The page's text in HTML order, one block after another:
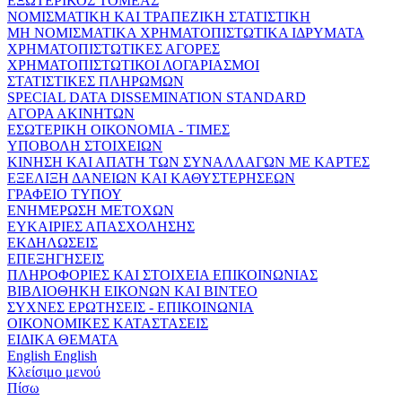
ΝΟΜΙΣΜΑΤΙΚΗ ΚΑΙ ΤΡΑΠΕΖΙΚΗ ΣΤΑΤΙΣΤΙΚΗ
ΜΗ ΝΟΜΙΣΜΑΤΙΚΑ ΧΡΗΜΑΤΟΠΙΣΤΩΤΙΚΑ ΙΔΡΥΜΑΤΑ
ΧΡΗΜΑΤΟΠΙΣΤΩΤΙΚΕΣ ΑΓΟΡΕΣ
ΧΡΗΜΑΤΟΠΙΣΤΩΤΙΚΟΙ ΛΟΓΑΡΙΑΣΜΟΙ
ΣΤΑΤΙΣΤΙΚΕΣ ΠΛΗΡΩΜΩΝ
SPECIAL DATA DISSEMINATION STANDARD
ΑΓΟΡΑ ΑΚΙΝΗΤΩΝ
ΕΣΩΤΕΡΙΚΗ ΟΙΚΟΝΟΜΙΑ - ΤΙΜΕΣ
ΥΠΟΒΟΛΗ ΣΤΟΙΧΕΙΩΝ
ΚΙΝΗΣΗ ΚΑΙ ΑΠΑΤΗ ΤΩΝ ΣΥΝΑΛΛΑΓΩΝ ΜΕ ΚΑΡΤΕΣ
ΕΞΕΛΙΞΗ ΔΑΝΕΙΩΝ ΚΑΙ ΚΑΘΥΣΤΕΡΗΣΕΩΝ
ΓΡΑΦΕΙΟ ΤΥΠΟΥ
ΕΝΗΜΕΡΩΣΗ ΜΕΤΟΧΩΝ
ΕΥΚΑΙΡΙΕΣ ΑΠΑΣΧΟΛΗΣΗΣ
ΕΚΔΗΛΩΣΕΙΣ
ΕΠΕΞΗΓΗΣΕΙΣ
ΠΛΗΡΟΦΟΡΙΕΣ ΚΑΙ ΣΤΟΙΧΕΙΑ ΕΠΙΚΟΙΝΩΝΙΑΣ
ΒΙΒΛΙΟΘΗΚΗ ΕΙΚΟΝΩΝ ΚΑΙ ΒΙΝΤΕΟ
ΣΥΧΝΕΣ ΕΡΩΤΗΣΕΙΣ - ΕΠΙΚΟΙΝΩΝΙΑ
ΟΙΚΟΝΟΜΙΚΕΣ ΚΑΤΑΣΤΑΣΕΙΣ
ΕΙΔΙΚΑ ΘΕΜΑΤΑ
English English
Κλείσιμο μενού
Πίσω